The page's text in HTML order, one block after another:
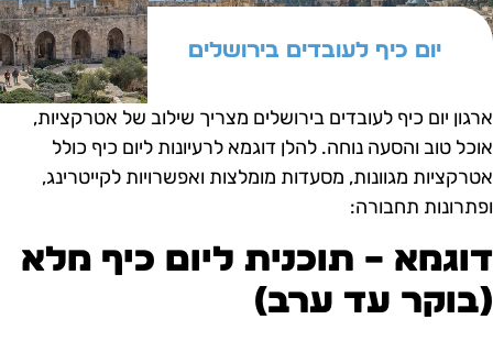
יום כיף לעובדים בירושלים
יום כיף לעובדים בירושלים מצריך שילוב של אטרקציות,
טוב והסעה נוחה. להלן דוגמא לרעיונות ליום כיף כולל
מגוונות, מסעדות מומלצות ואפשרויות לקייטרינג,
תחבורה:
– תוכנית ליום כיף מלא
עד ערב)